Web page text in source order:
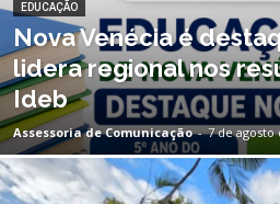
EDUCAÇÃO
Nova Venécia é
lidera regional nos
Ideb
Assessoria de Comunicação - 7 de agosto